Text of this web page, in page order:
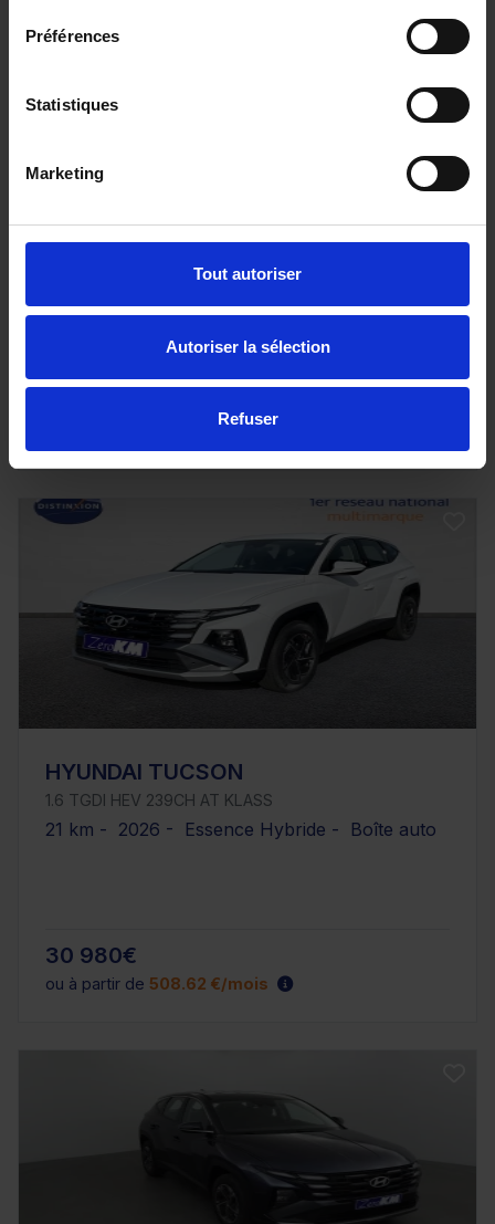
Préférences
Statistiques
Marketing
Tout autoriser
Autoriser la sélection
Refuser
HYUNDAI TUCSON
13 km - 2026 - Essence Hybride - Boîte auto
HYUNDAI TUCSON
1.6 TGDI HEV 239CH AT KLASS
21 km - 2026 - Essence Hybride - Boîte auto
30 980€
ou à partir de 508.62 €/mois